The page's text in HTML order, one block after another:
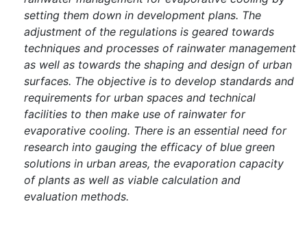
setting them down in development plans. The
adjustment of the regulations is geared towards
techniques and processes of rainwater management
as well as towards the shaping and design of urban
surfaces. The objective is to develop standards and
requirements for urban spaces and technical
facilities to then make use of rainwater for
evaporative cooling. There is an essential need for
research into gauging the efficacy of blue green
solutions in urban areas, the evaporation capacity
of plants as well as viable calculation and
evaluation methods.